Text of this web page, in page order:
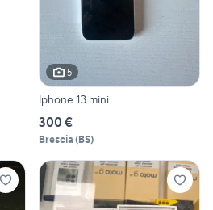
5
Iphone 13 mini
300 €
Brescia (BS)